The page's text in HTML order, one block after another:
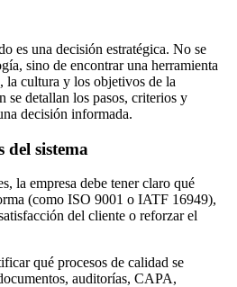
es una decisión estratégica. No se
sino de encontrar una herramienta
la cultura y los objetivos de la
se detallan los pasos, criterios y
decisión informada.
del sistema
la empresa debe tener claro qué
(como ISO 9001 o IATF 16949),
del cliente o reforzar el
qué procesos de calidad se
auditorías, CAPA,